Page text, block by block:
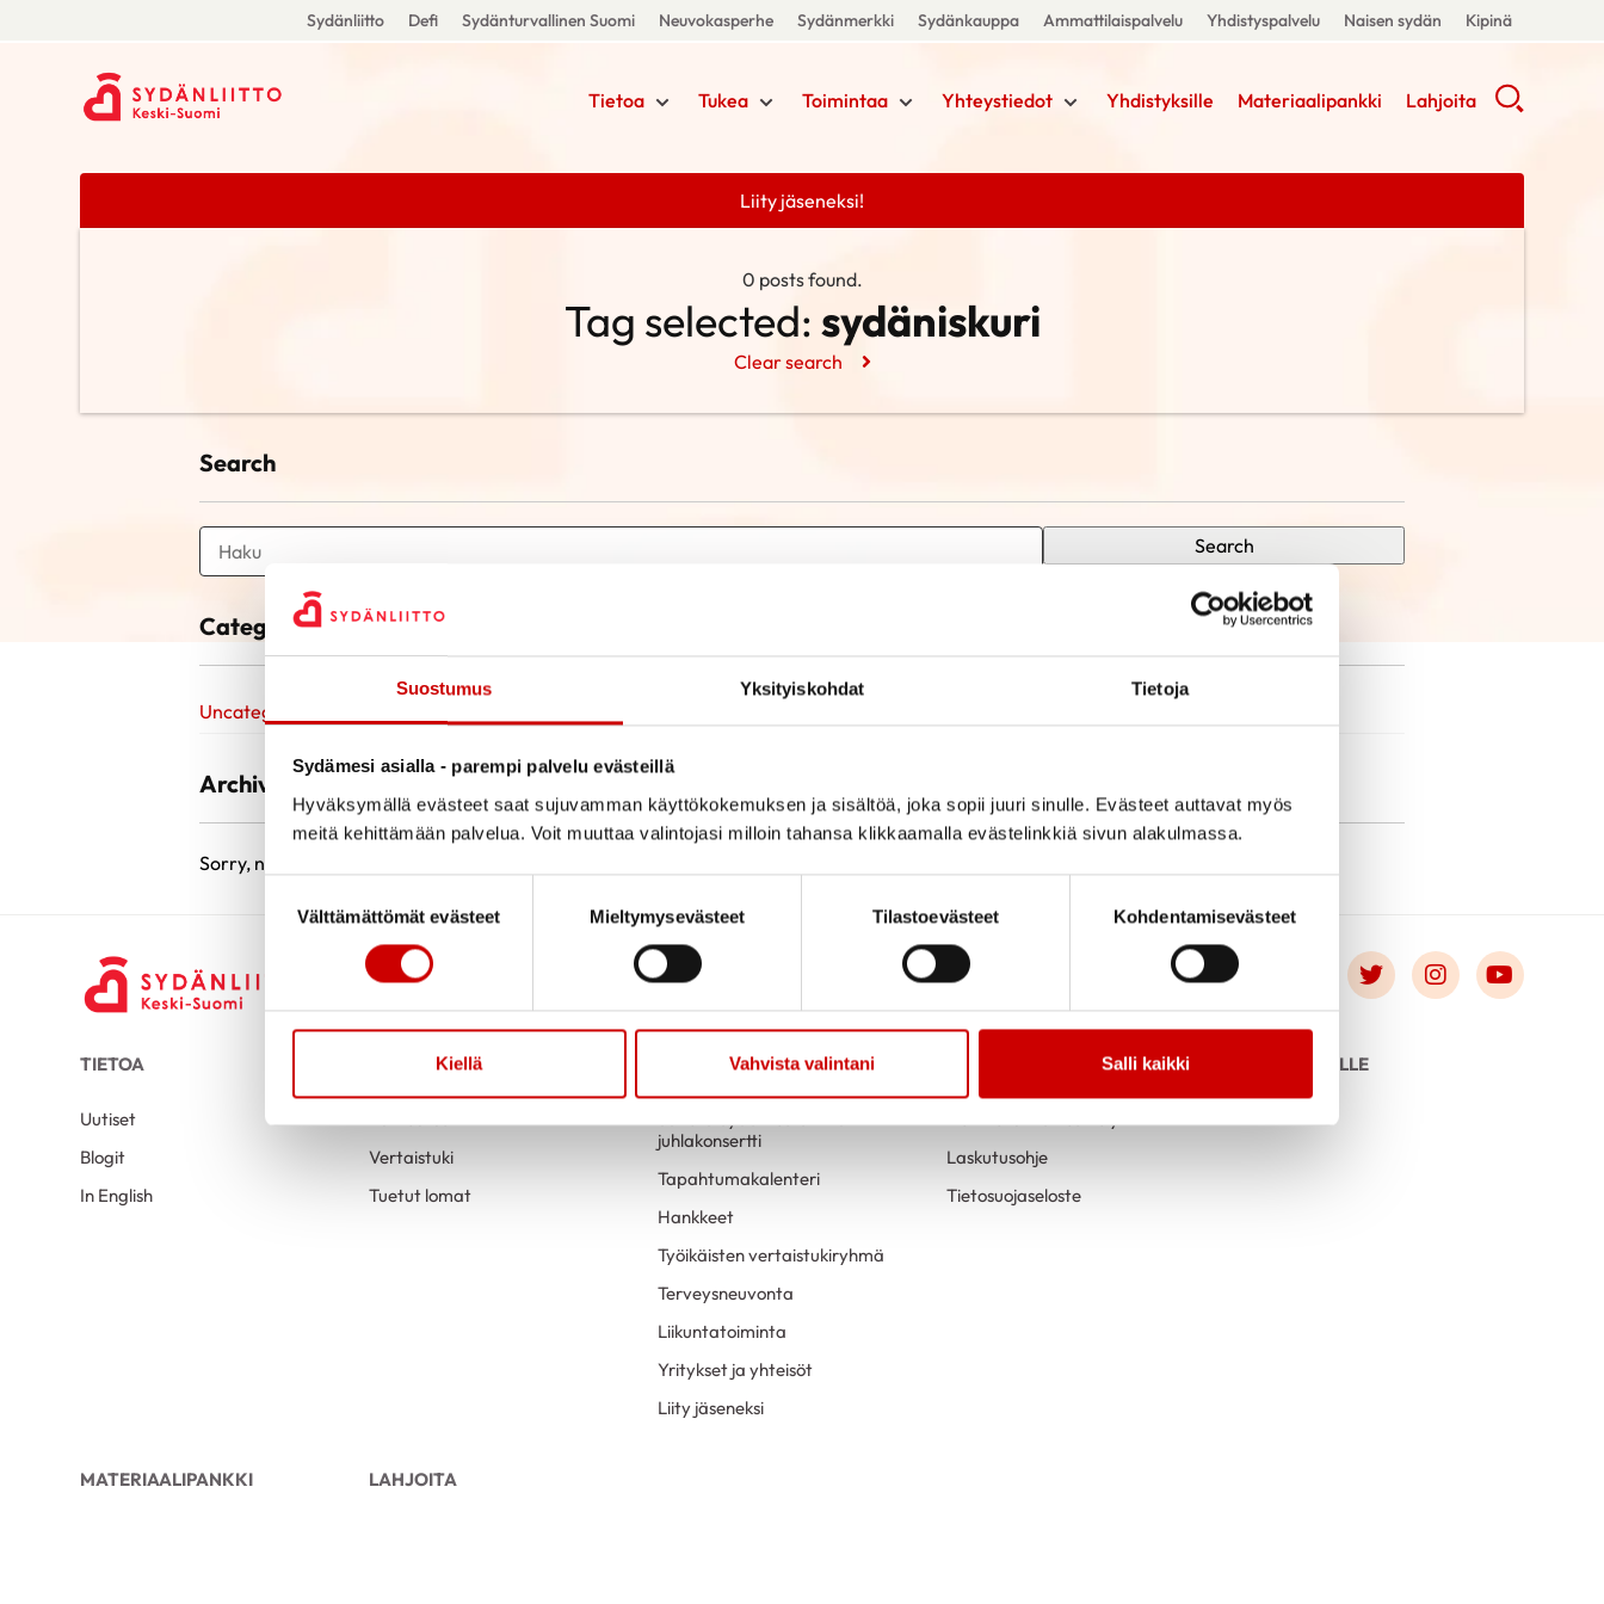
Suostumus Yksityiskohdat Tietoja
Sydämesi asialla - parempi palvelu evästeillä
Hyväksymällä evästeet saat sujuvamman käyttökokemuksen ja sisältöä, joka sopii juuri sinulle. Evästeet auttavat myös
meitä kehittämään palvelua. Voit muuttaa valintojasi milloin tahansa klikkaamalla evästelinkkiä sivun alakulmassa.
Välttämättömät evästeet
Mieltymysevästeet Tilastoevästeet Kohdentamisevästeet
Kiellä Vahvista valintani Salli kaikki
Sydänliitto Defi Sydänturvallinen Suomi Neuvokasperhe Sydänmerkki Sydänkauppa Ammattilaispalvelu Yhdistyspalvelu Naisen sydän Kipinä
Tietoa Tukea Toimintaa Yhteystiedot Yhdistyksille Materiaalipankki Lahjoita
Liity jäseneksi!
0 posts found.
Tag selected: sydäniskuri
Clear search
Search
Search
Categories
Uncategorized @fi
Archive
Sorry, no posts matched your criteria.
Link to facebook
Link to twitter
Link to Link to
TIETOA
Uutiset
Blogit
In English
Vertaistuki
Tuetut lomat
TOIMINTAA
juhlakonsertti
Tapahtumakalenteri
Hankkeet
Työikäisten vertaistukiryhmä
Terveysneuvonta
Liikuntatoiminta
Yritykset ja yhteisöt
Liity jäseneksi
Laskutusohje
Tietosuojaseloste
YHDISTYKSILLE
MATERIAALIPANKKI LAHJOITA